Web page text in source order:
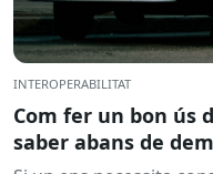
INTEROPERABILITAT
Com fer un bon ús
saber abans de